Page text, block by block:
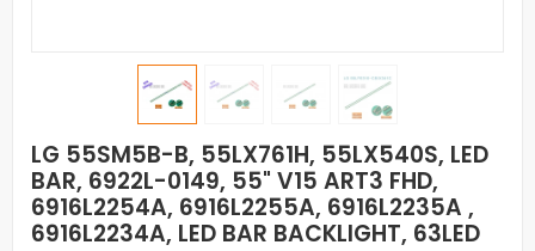
LG 55SM5B-B, 55LX761H, 55LX540S, LED
BAR, 6922L-0149, 55" V15 ART3 FHD,
6916L2254A, 6916L2255A, 6916L2235A ,
6916L2234A, LED BAR BACKLIGHT, 63LED